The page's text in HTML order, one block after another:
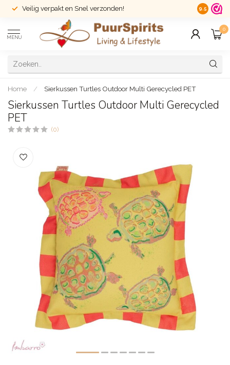
Veilig verpakt en Snel verzonden! 14 dagen
9.5
MENU
0
Home / Sierkussen Turtles Outdoor Multi Gerecycled PET
Sierkussen Turtles Outdoor Multi Gerecycled
PET
(0)